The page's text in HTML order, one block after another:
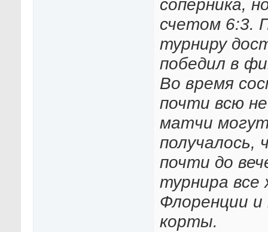
соперника,
счетом 6:3.
турниру
победил в
Во время
почти всю
матчи
получалось,
почти до
турнира все
Флоренции
корты.